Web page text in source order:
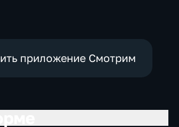
приложение Смотрим